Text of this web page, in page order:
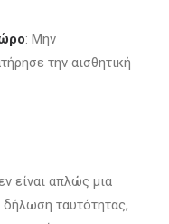
: Μην
την αισθητική
είναι απλώς μια
δήλωση ταυτότητας,